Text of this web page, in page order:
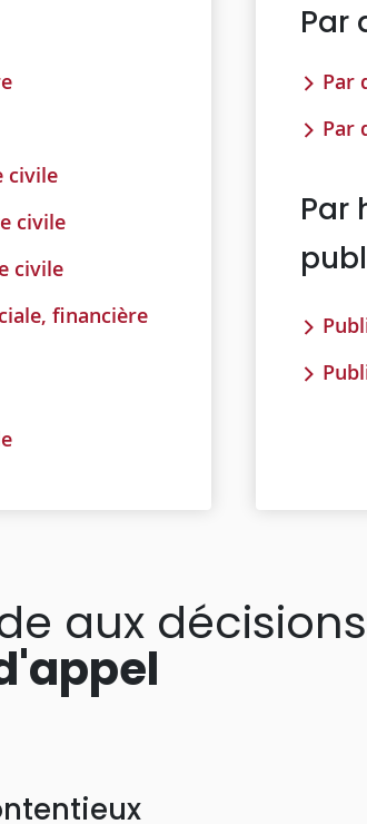
civile
civile
civile
financière
Par
Par
Par
Par
aux décisions